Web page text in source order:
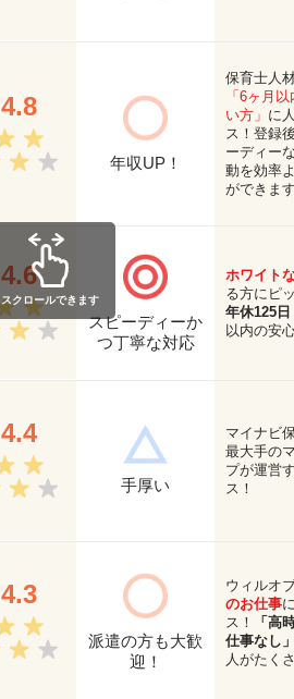
4.8
年収UP！
保育士人
「6ヶ月
い方」 に
ス！登録
ーディー
動を効率
ができま
4.6
スピーディーか
つ丁寧な対応
ホワイト
る方にピ
年休125日
以内の安
4.4
手厚い
マイナビ
最大手の
プが運営
ス！
4.3
派遣の方も大歓
迎！
ウィルオ
のお仕事
ス！
「高
仕事なし
人がたく
スクロールできます